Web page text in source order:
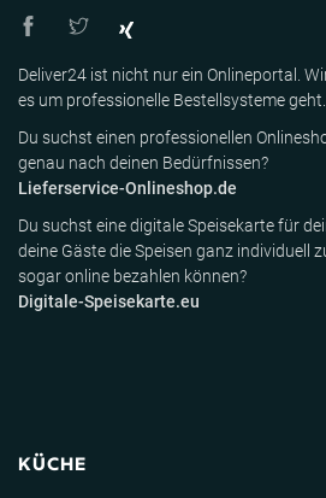
Deliver24 ist nicht nur ein Onlineportal.
es um professionelle Bestellsysteme geht.
Du suchst einen professionellen
genau nach deinen Bedürfnissen?
Lieferservice-Onlineshop.de
Du suchst eine digitale Speisekarte für
deine Gäste die Speisen ganz individuell
sogar online bezahlen können?
Digitale-Speisekarte.eu
KÜCHE